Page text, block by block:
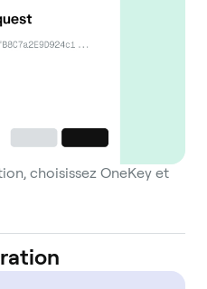
choisissez OneKey et